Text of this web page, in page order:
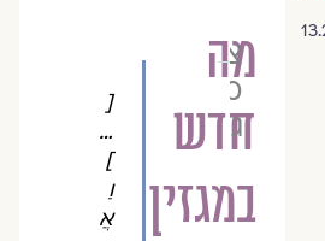
מה
חדש
במגזין
צוות
מגזין
גלויה
…
אֲ